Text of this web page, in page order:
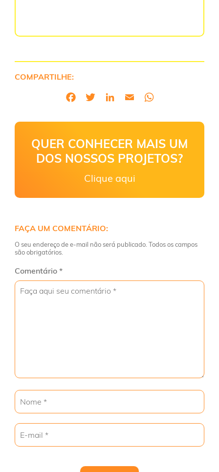
COMPARTILHE:
QUER CONHECER MAIS UM
DOS NOSSOS PROJETOS?
Clique aqui
FAÇA UM COMENTÁRIO:
O seu endereço de e-mail não será publicado. Todos os campos
são obrigatórios.
Comentário *